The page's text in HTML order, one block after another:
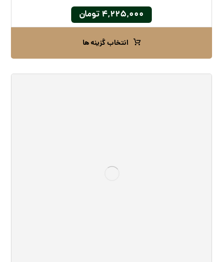
۴,۲۲۵,۰۰۰تومان
انتخاب گزینه ها